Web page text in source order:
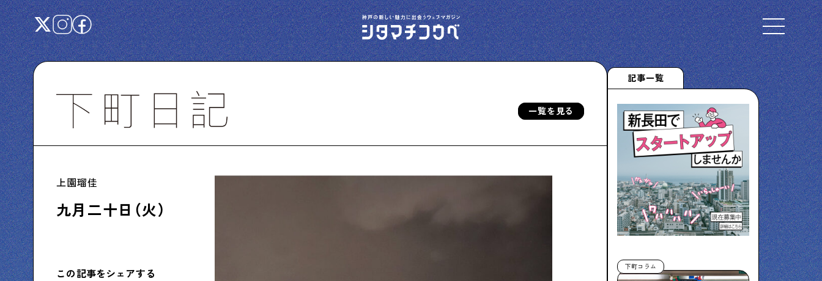
Select Language▼
Shitamachi NUDIE
下町の人たちのインタビュー記事です 下町の飲み歩き日記です
下町くらし不動産
物件情報やリノベーション事例を紹介します
下町日記 ぶらり、下町
下町の特集記事です
一覧を見る
上園瑠佳
九月二十日（火）
この記事をシェアする
記事一覧
下町コラム